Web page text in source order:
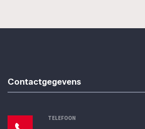
Contactgegevens
TELEFOON